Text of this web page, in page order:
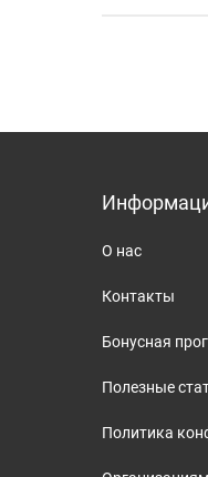
О нас
Контакты
Бонусная
Полезные
Политика